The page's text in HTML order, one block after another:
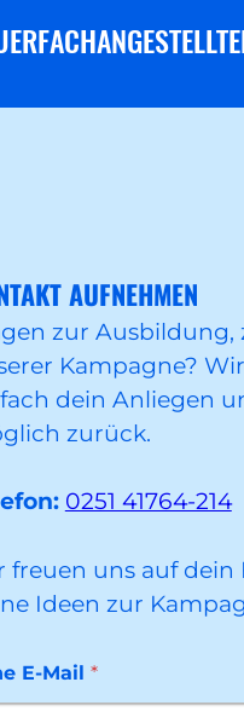
AUFNEHMEN
zur
Kampagne?
dein Anliegen
zurück.
0251 41764-214
freuen uns auf dein
Ideen zur
E-Mail *